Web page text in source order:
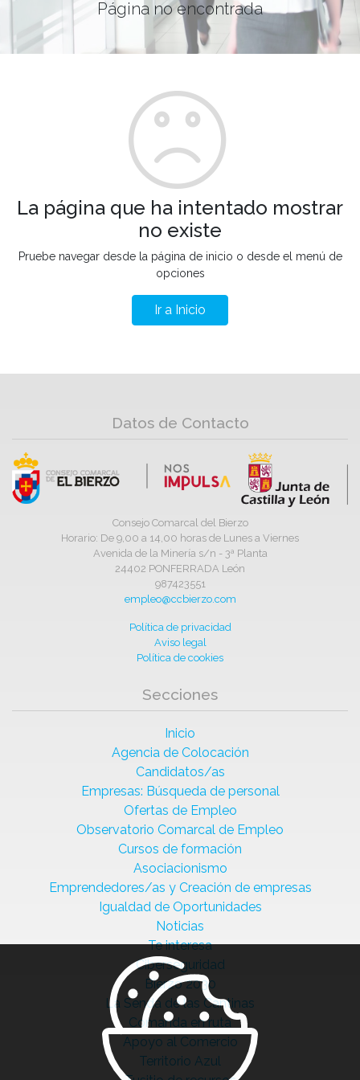
Página no encontrada
La página que ha intentado mostrar
no existe
Pruebe navegar desde la página de inicio o desde el menú de
opciones
Ir a Inicio
Datos de Contacto
Consejo Comarcal del Bierzo
Horario: De 9,00 a 14,00 horas de Lunes a Viernes
Avenida de la Minería s/n - 3ª Planta
24402 PONFERRADA León
987423551
empleo@ccbierzo.com
Política de privacidad
Aviso legal
Política de cookies
Secciones
Inicio
Agencia de Colocación
Candidatos/as
Empresas: Búsqueda de personal
Ofertas de Empleo
Observatorio Comarcal de Empleo
Cursos de formación
Asociacionismo
Emprendedores/as y Creación de empresas
Igualdad de Oportunidades
Noticias
Te interesa
Ciberseguridad
Bierzo 2030
La Senda de las Cantinas
Comanda en ruta
Apoyo al Comercio
Territorio Azul